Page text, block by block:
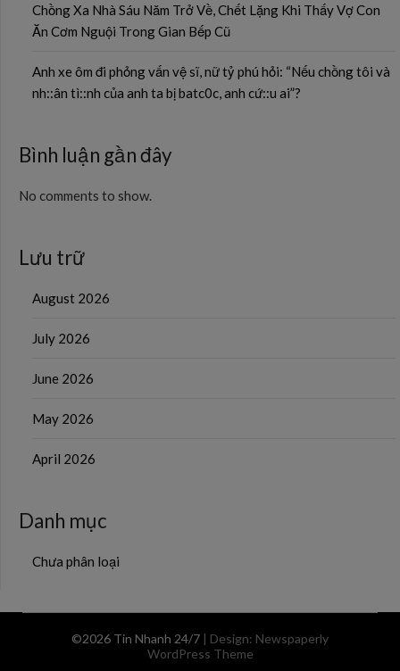
Chồng Xa Nhà Sáu Năm Trở Về, Chết Lặng Khi Thấy Vợ Con
Ăn Cơm Nguội Trong Gian Bếp Cũ
Anh xe ôm đi phỏng vấn vệ sĩ, nữ tỷ phú hỏi: “Nếu chồng tôi và
nh::ân tì::nh của anh ta bị batc0c, anh cứ::u ai”?
Bình luận gần đây
No comments to show.
Lưu trữ
August 2026
July 2026
June 2026
May 2026
April 2026
Danh mục
Chưa phân loại
©2026 Tin Nhanh 24/7 | Design: Newspaperly
WordPress Theme